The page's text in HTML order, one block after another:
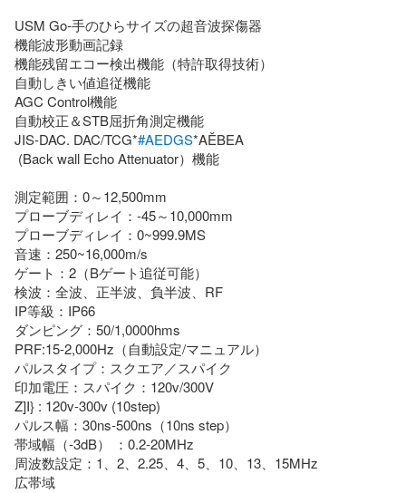
USM Go-手のひらサイズの超音波探傷器
機能波形動画記録
機能残留エコー検出機能（特許取得技術）
自動しきい値追従機能
AGC Control機能
自動校正＆STB屈折角測定機能
JIS-DAC. DAC/TCG*#AEDGS*AĚBEA
測定範囲：0～12,500mm
プローブディレイ：-45～10,000mm
プローブディレイ：0~999.9MS
音速：250~16,000m/s
ゲート：2（Bゲート追従可能）
検波：全波、正半波、負半波、RF
IP等級：IP66
ダンピング：50/1,0000hms
PRF:15-2,000Hz（自動設定/マニュアル）
パルスタイプ：スクエア／スパイク
印加電圧：スパイク：120v/300V
Z]I} : 120v-300v (10step)
パルス幅：30ns-500ns（10ns step）
帯域幅（-3dB） ：0.2-20MHz
周波数設定：1、2、2.25、4、5、10、13、15MHz
広帯域